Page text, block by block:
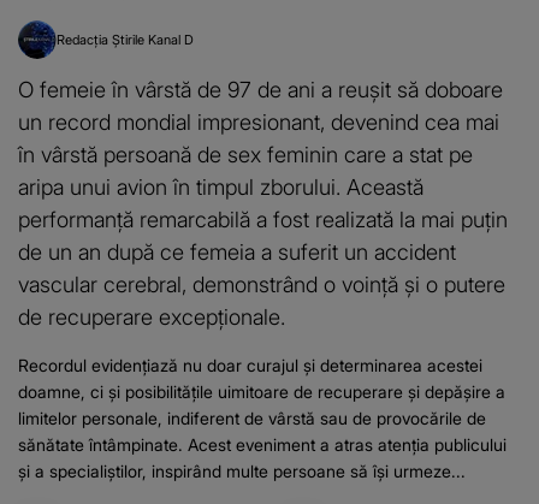
Redacția Știrile Kanal D
O femeie în vârstă de 97 de ani a reușit să doboare
un record mondial impresionant, devenind cea mai
în vârstă persoană de sex feminin care a stat pe
aripa unui avion în timpul zborului. Această
performanță remarcabilă a fost realizată la mai puțin
de un an după ce femeia a suferit un accident
vascular cerebral, demonstrând o voință și o putere
de recuperare excepționale.
Recordul evidențiază nu doar curajul și determinarea acestei
doamne, ci și posibilitățile uimitoare de recuperare și depășire a
limitelor personale, indiferent de vârstă sau de provocările de
sănătate întâmpinate. Acest eveniment a atras atenția publicului
și a specialiștilor, inspirând multe persoane să își urmeze...